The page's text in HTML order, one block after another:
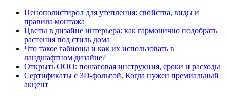
Пенополистирол для утепления: свойства, виды и
правила монтажа
Цветы в дизайне интерьера: как гармонично подобрать
растения под стиль дома
Что такое габионы и как их использовать в
ландшафтном дизайне?
Открыть ООО: пошаговая инструкция, сроки и расходы
Сертификаты с 3D-фольгой. Когда нужен премиальный
акцент